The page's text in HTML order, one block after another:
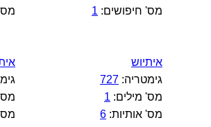
מס' חיפושים: 1
איתיוש
גימטריה: 727
מס' מילים: 1
מס' אותיות: 6